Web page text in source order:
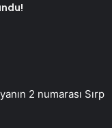
2 numarası Sırp